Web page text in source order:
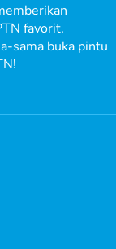
favorit.
sama buka pintu